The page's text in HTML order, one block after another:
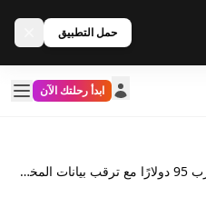
حمل التطبيق
ابدأ رحلتك الآن
النفط يتماسك قرب 95 دولارًا مع ترقب بيانات المخزونات الأمريكية